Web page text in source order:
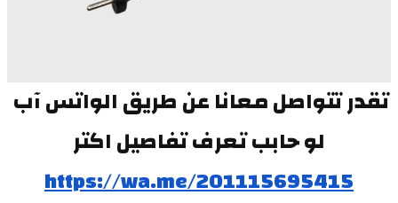
لو حابب تعرف تفاصيل اكتر
https://wa.me/201115695415